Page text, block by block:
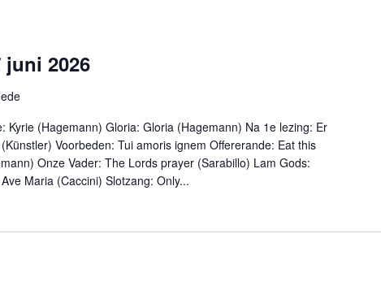
2026
Kyrie (Hagemann) Gloria: Gloria (Hagemann) Na 1e lezing: Er
Voorbeden: Tui amoris ignem Offererande: Eat this
Onze Vader: The Lords prayer (Sarabillo) Lam Gods:
Maria (Caccini) Slotzang: Only...